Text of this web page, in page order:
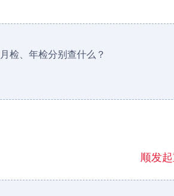
检、年检分别查什么？
顺发